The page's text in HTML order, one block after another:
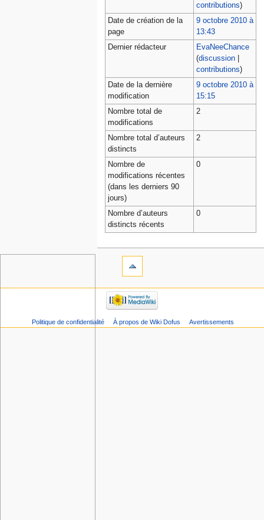
contributions)
Date de création de la
page
9 octobre 2010 à
13:43
Dernier rédacteur
EvaNeeChance
(discussion|
contributions)
Date de la dernière
modification
9 octobre 2010 à
15:15
Nombre total de
modifications
2
Nombre total d’auteurs
distincts
2
Nombre de
modifications récentes
(dans les derniers 90
jours)
0
Nombre d’auteurs
distincts récents
0
Politique de confidentialité À propos de Wiki Dofus Avertissements